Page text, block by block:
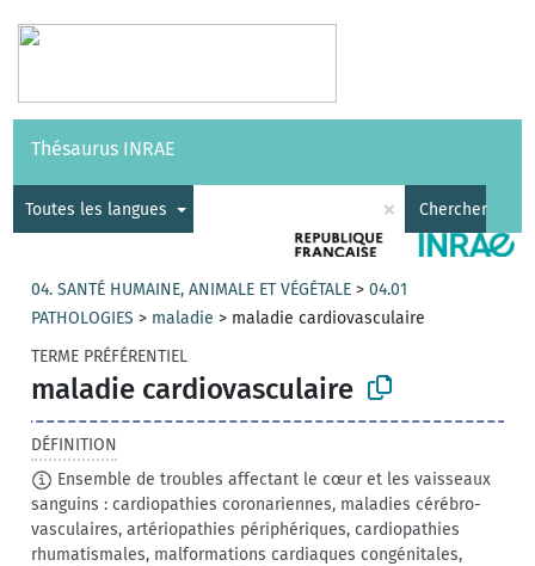
Vocabulaires API
Thésaurus INRAE
Toutes les langues × Chercher
04. SANTÉ HUMAINE, ANIMALE ET VÉGÉTALE >04.01
PATHOLOGIES > maladie > maladie cardiovasculaire
TERME PRÉFÉRENTIEL
maladie cardiovasculaire
DÉFINITION
Ensemble de troubles affectant le cœur et les vaisseaux
sanguins : cardiopathies coronariennes, maladies cérébro-
vasculaires, artériopathies périphériques, cardiopathies
rhumatismales, malformations cardiaques congénitales,